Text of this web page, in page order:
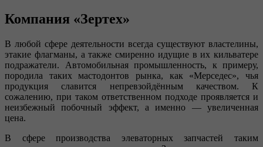
Компания «Зертех»
В любой сфере деятельности всегда существуют властелины,
этакие флагманы, а также смиренно идущие в их кильватере
подражатели. Автомобильная промышленность, к примеру,
породила таких мастодонтов рынка, как «Мерседес», чья
продукция славится непревзойдённым качеством. К
сожалению, при таком ответственном подходе проявляется и
неизбежный побочный эффект, а именно — увеличенная
цена.
В сфере производства элеваторных запчастей таким